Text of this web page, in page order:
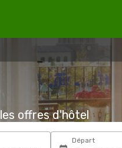
offres d'hôtel
Départ